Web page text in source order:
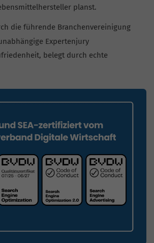
planst.
die führende Branchenvereinigung
Expertenjury
belegt durch echte